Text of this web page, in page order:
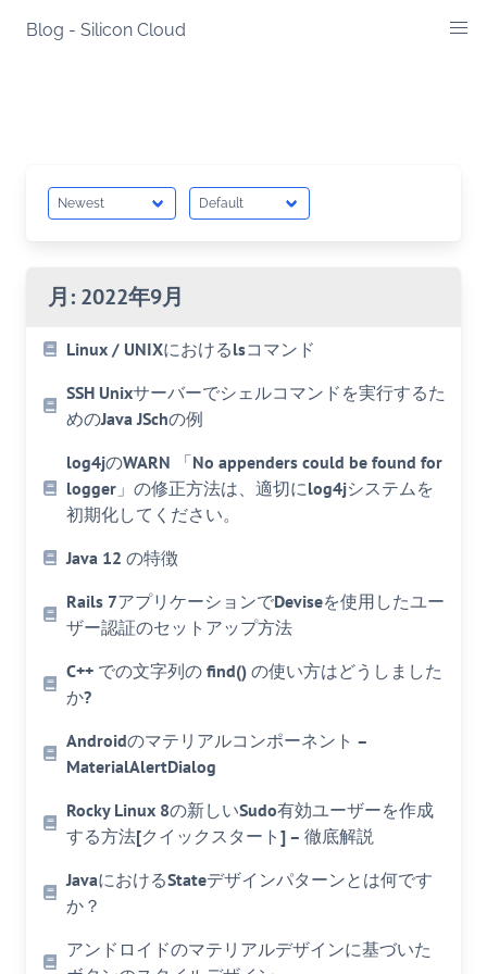
Blog - Silicon Cloud
月: 2022年9月
Linux / UNIXにおけるlsコマンド
SSH Unixサーバーでシェルコマンドを実行するた
めのJava JSchの例
log4jのWARN 「No appenders could be found for
logger」の修正方法は、適切にlog4jシステムを
初期化してください。
Java 12 の特徴
Rails 7アプリケーションでDeviseを使用したユー
ザー認証のセットアップ方法
C++ での文字列の find() の使い方はどうしました
か?
Androidのマテリアルコンポーネント –
MaterialAlertDialog
Rocky Linux 8の新しいSudo有効ユーザーを作成
する方法[クイックスタート] – 徹底解説
JavaにおけるStateデザインパターンとは何です
か？
アンドロイドのマテリアルデザインに基づいた